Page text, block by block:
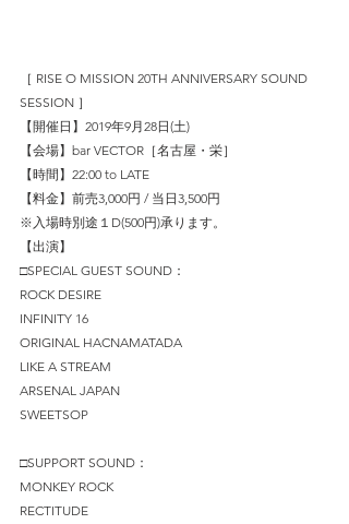
［ RISE O MISSION 20TH ANNIVERSARY SOUND
SESSION ］
【開催日】2019年9月28日(土)
【会場】bar VECTOR［名古屋・栄］
【時間】22:00 to LATE
【料金】前売3,000円 / 当日3,500円
※入場時別途１D(500円)承ります。
【出演】
□SPECIAL GUEST SOUND：
ROCK DESIRE
INFINITY 16
ORIGINAL HACNAMATADA
LIKE A STREAM
ARSENAL JAPAN
SWEETSOP
□SUPPORT SOUND：
MONKEY ROCK
RECTITUDE